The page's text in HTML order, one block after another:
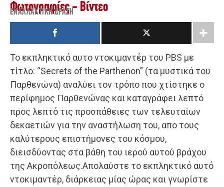
Φωτογραφίες - Βίντεο
ΕΝΑΛΛΑΚΤΙΚΉ ΔΡΆΣΗ
Το εκπληκτικό αυτο ντοκιμαντέρ του PBS με
τίτλο: “Secrets of the Parthenon” (τα μυστικά του
Παρθενώνα) αναλύει τον τρόπο που χτίστηκε ο
περίφημος Παρθενώνας και καταγράφει λεπτό
προς λεπτό τις προσπάθειες των τελευταίων
δεκαετιών για την αναστήλωση του, απο τους
καλύτερους επιστήμονες του κόσμου,
διεισδύοντας στα βάθη του ιερού αυτού βράχου
της Ακροπόλεως.Απολαύστε το εκπληκτικό αυτό
ντοκιμαντέρ, διάρκειας μίας ώρας και γνωρίστε